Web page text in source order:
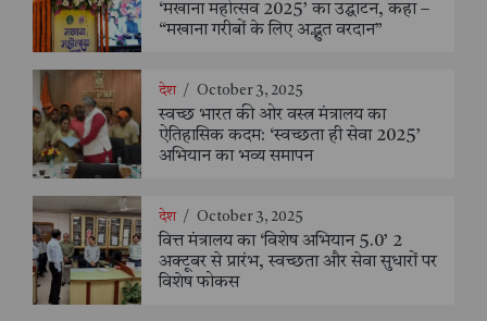
‘मखाना महोत्सव 2025’ का उद्घाटन, कहा –
“मखाना गरीबों के लिए अद्भुत वरदान”
देश / October 3, 2025
स्वच्छ भारत की ओर वस्त्र मंत्रालय का
ऐतिहासिक कदम: ‘स्वच्छता ही सेवा 2025’
अभियान का भव्य समापन
देश / October 3, 2025
वित्त मंत्रालय का ‘विशेष अभियान 5.0’ 2
अक्टूबर से प्रारंभ, स्वच्छता और सेवा सुधारों पर
विशेष फोकस